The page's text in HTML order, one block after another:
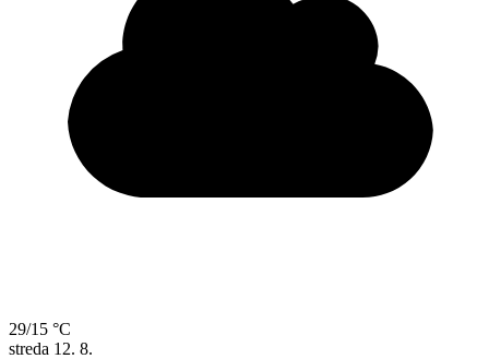
29/15 °C
streda 12. 8.